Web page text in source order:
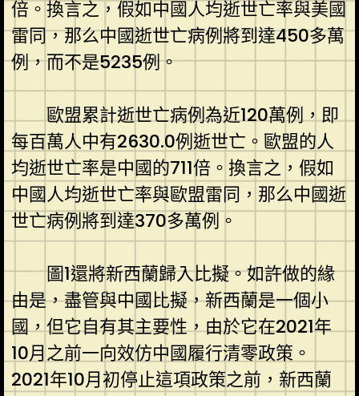
倍。換言之，假如中國人均逝世亡率與美國
雷同，那么中國逝世亡病例將到達450多萬
例，而不是5235例。
歐盟累計逝世亡病例為近120萬例，即
每百萬人中有2630.0例逝世亡。歐盟的人
均逝世亡率是中國的711倍。換言之，假如
中國人均逝世亡率與歐盟雷同，那么中國逝
世亡病例將到達370多萬例。
圖1還將新西蘭歸入比擬。如許做的緣
由是，盡管與中國比擬，新西蘭是一個小
國，但它自有其主要性，由於它在2021年
10月之前一向效仿中國履行清零政策。
2021年10月初停止這項政策之前，新西蘭